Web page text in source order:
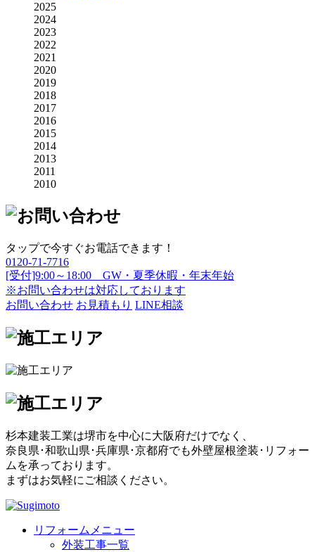
2025
2024
2023
2022
2021
2020
2019
2018
2017
2016
2015
2014
2013
2011
2010
タップで今すぐお電話できます！
0120-71-7716
[受付]9:00～18:00 GW・夏季休暇・年末年始
※お問い合わせは対応しております
お問い合わせ お見積もり LINE相談
杉本建装工業は堺市を中心に大阪府だけでなく、
奈良県･和歌山県･兵庫県･京都府でも外壁屋根塗装･リフォー
ムを承っております。
まずはお気軽にご相談ください。
リフォームメニュー
外装工事一覧